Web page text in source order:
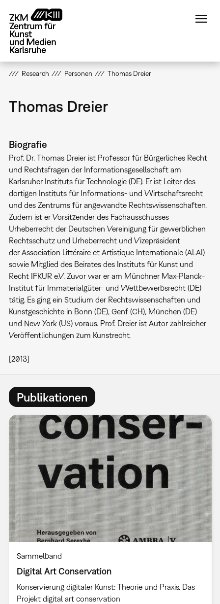
zum
Inhalt
Research Personen Thomas Dreier
Thomas Dreier
Biografie
Prof. Dr. Thomas Dreier ist Professor für Bürgerliches Recht
und Rechtsfragen der Informationsgesellschaft am
Karlsruher Instituts für Technologie (DE). Er ist Leiter des
dortigen Instituts für Informations- und Wirtschaftsrecht
und des Zentrums für angewandte Rechtswissenschaften.
Zudem ist er Vorsitzender des Fachausschusses
Urheberrecht der Deutschen Vereinigung für gewerblichen
Rechtsschutz und Urheberrecht und Vizepräsident
der Association Littéraire et Artistique Internationale (ALAI)
sowie Mitglied des Beirates des Instituts für Kunst und
Recht IFKUR e.V. Zuvor war er am Münchner Max-Planck-
Institut für Immaterialgüter- und Wettbewerbsrecht (DE)
tätig. Es ging ein Studium der Rechtswissenschaften und
Kunstgeschichte in Bonn (DE), Genf (CH), München (DE)
und New York (US) voraus. Prof. Dreier ist Autor zahlreicher
Veröffentlichungen zum Kunstrecht.
[2013]
Publikationen
Sammelband
Digital Art Conservation
Konservierung digitaler Kunst: Theorie und Praxis. Das
Projekt digital art conservation